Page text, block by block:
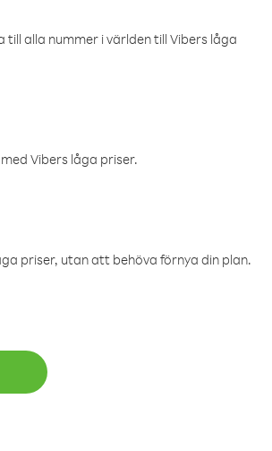
alla nummer i världen till Vibers låga
Vibers låga priser.
priser, utan att behöva förnya din plan.